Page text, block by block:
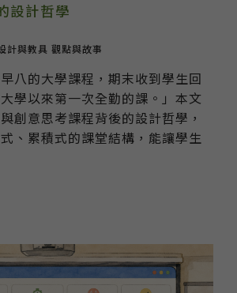
設計哲學
計與教具 觀點與故事
八的大學課程，期末收到學生回
學以來第一次全勤的課。」本文
創意思考課程背後的設計哲學，
、累積式的課堂結構，能讓學生